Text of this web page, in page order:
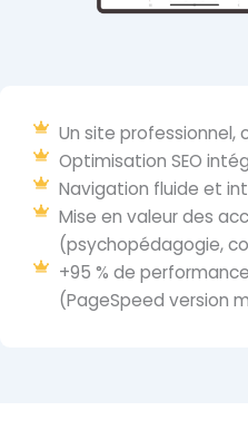
Un site professionnel,
Optimisation SEO
Navigation fluide et
Mise en valeur des
(psychopédagogie,
+95 % de
(PageSpeed version